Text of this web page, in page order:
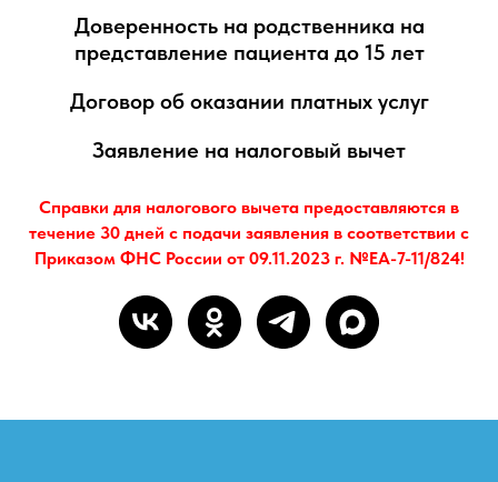
Доверенность на родственника на
представление пациента до 15 лет
Договор об оказании платных услуг
Заявление на налоговый вычет
Справки для налогового вычета предоставляются в
течение 30 дней с подачи заявления в соответствии с
Приказом ФНС России от 09.11.2023 г. №ЕА-7-11/824!